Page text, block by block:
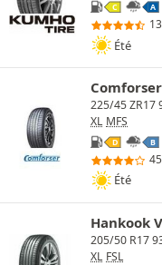
C A
Été
225/45 ZR17
XL MFS
D B
Été
Hankook
205/50 R17
XL FSL